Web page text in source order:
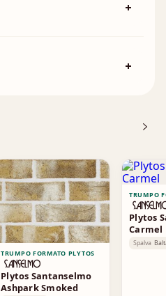
TRUMPO FORMATO PLYTOS
Plytos Santanselmo
Ashpark Smoked
TRUMPO
Plytos
Carmel
Spalva